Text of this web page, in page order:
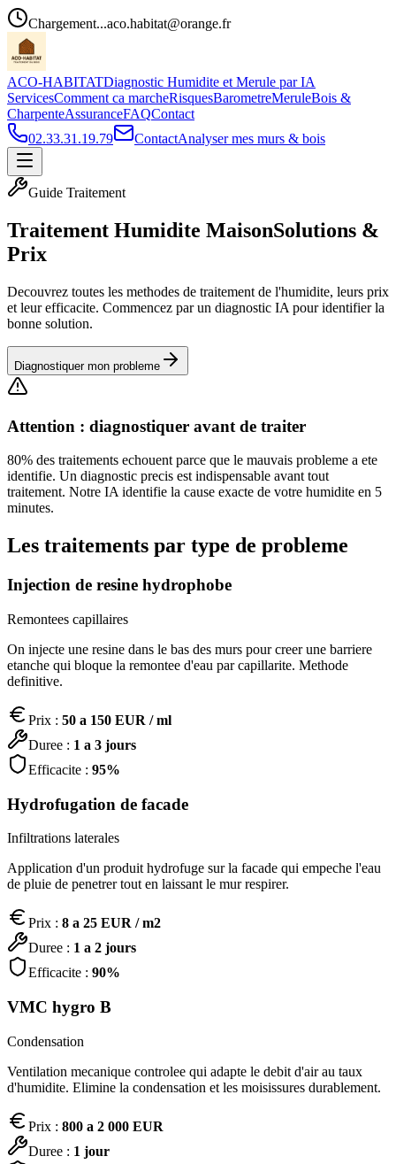
Chargement...aco.habitat@orange.fr
ACO-HABITATDiagnostic Humidite et Merule par IA
ServicesComment ca marcheRisquesBarometreMeruleBois &
CharpenteAssuranceFAQContact
02.33.31.19.79
ContactAnalyser mes murs & bois
Guide Traitement
Traitement Humidite MaisonSolutions &
Prix
Decouvrez toutes les methodes de traitement de l'humidite, leurs prix
et leur efficacite. Commencez par un diagnostic IA pour identifier la
bonne solution.
Diagnostiquer mon probleme
Attention : diagnostiquer avant de traiter
80% des traitements echouent parce que le mauvais probleme a ete
identifie. Un diagnostic precis est indispensable avant tout
traitement. Notre IA identifie la cause exacte de votre humidite en 5
minutes.
Les traitements par type de probleme
Injection de resine hydrophobe
Remontees capillaires
On injecte une resine dans le bas des murs pour creer une barriere
etanche qui bloque la remontee d'eau par capillarite. Methode
definitive.
Prix : 50 a 150 EUR / ml
Duree : 1 a 3 jours
Efficacite : 95%
Hydrofugation de facade
Infiltrations laterales
Application d'un produit hydrofuge sur la facade qui empeche l'eau
de pluie de penetrer tout en laissant le mur respirer.
Prix : 8 a 25 EUR / m2
Duree : 1 a 2 jours
Efficacite : 90%
VMC hygro B
Condensation
Ventilation mecanique controlee qui adapte le debit d'air au taux
d'humidite. Elimine la condensation et les moisissures durablement.
Prix : 800 a 2 000 EUR
Duree : 1 jour